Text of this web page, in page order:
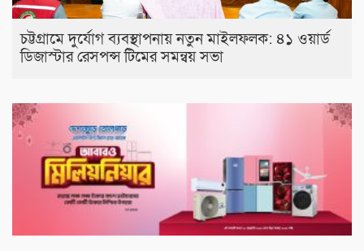
চট্টগ্রামে দুর্যোগ ব্যবস্থাপনায় নতুন মাইলফলক: ৪১ ওয়ার্ড
ডিজাস্টার রেসপন্স টিমের সমন্বয় সভা